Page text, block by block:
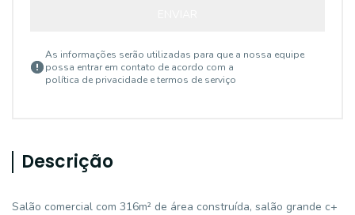
As informações serão utilizadas para que a nossa equipe
possa entrar em contato de acordo com a
política de privacidade e termos de serviço
Descrição
Salão comercial com 316m² de área construída, salão grande c+